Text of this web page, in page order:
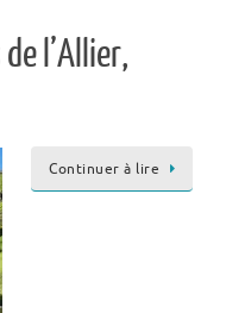
l’Allier,
Continuer à lire